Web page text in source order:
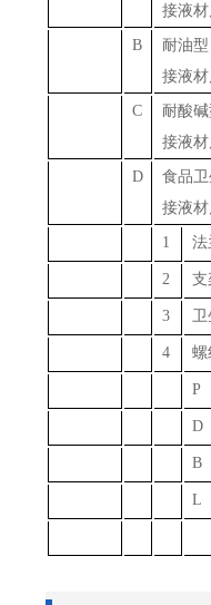
接液
B
耐油
接液
C
耐酸
接液
D
食品
接液
1 法
2 支
3 卫
4 螺
P
D
B
L